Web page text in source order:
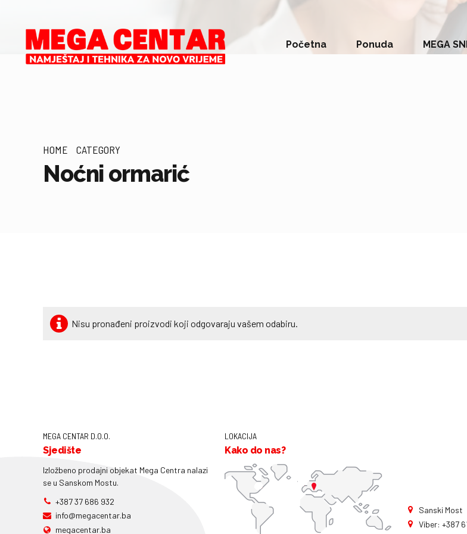
Početna Ponuda MEGA
HOME CATEGORY
Noćni ormarić
Nisu pronađeni proizvodi koji odgovaraju vašem odabiru.
MEGA CENTAR D.O.O.
Sjedište
Izložbeno prodajni objekat Mega Centra nalazi
se u Sanskom Mostu.
+387 37 686 932
info@megacentar.ba
megacentar.ba
LOKACIJA
Kako do nas?
Sanski Most
Viber: +387